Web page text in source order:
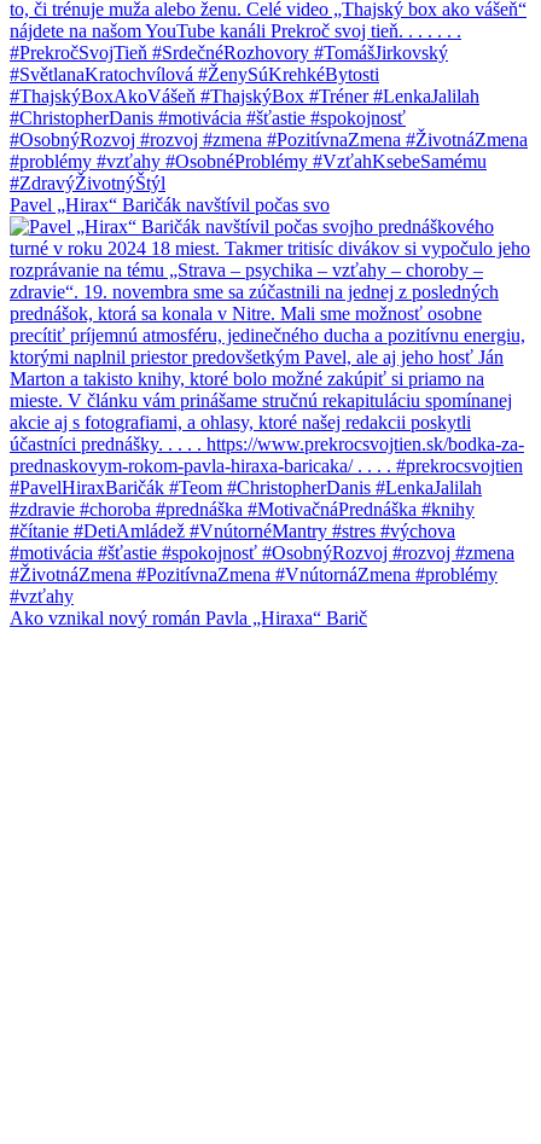
Pavel „Hirax“ Baričák navštívil počas svo
Ako vznikal nový román Pavla „Hiraxa“ Barič